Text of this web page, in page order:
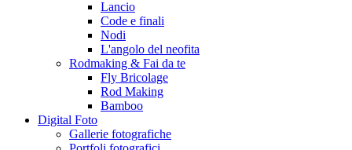
Lancio
Code e finali
Nodi
L'angolo del neofita
Rodmaking & Fai da te
Fly Bricolage
Rod Making
Bamboo
Digital Foto
Gallerie fotografiche